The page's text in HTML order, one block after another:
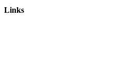
Links